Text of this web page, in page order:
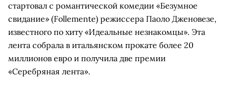
стартовал с романтической комедии «Безумное
свидание» (Follemente) режиссера Паоло Дженовезе,
известного по хиту «Идеальные незнакомцы». Эта
лента собрала в итальянском прокате более 20
миллионов евро и получила две премии
«Серебряная лента».